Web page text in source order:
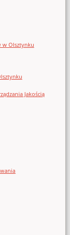
w Olsztynku
Jakością